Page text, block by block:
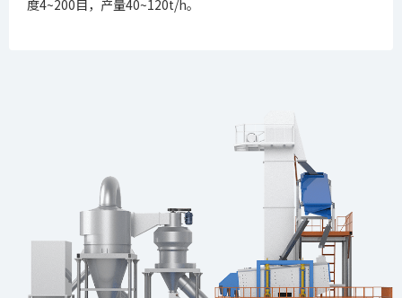
度4~200目，产量40~120t/h。